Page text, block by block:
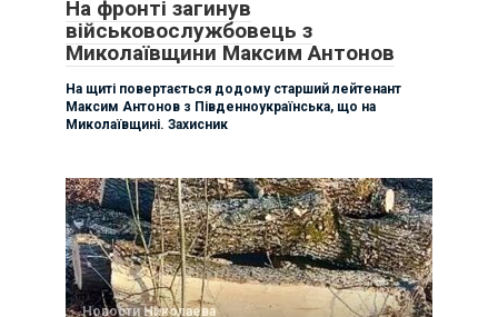
На фронті загинув
військовослужбовець з
Миколаївщини Максим Антонов
На щиті повертається додому старший лейтенант
Максим Антонов з Південноукраїнська, що на
Миколаївщині. Захисник
Новости Николаева